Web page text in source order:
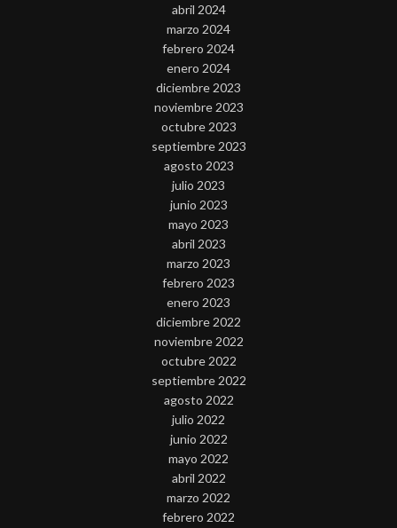
abril 2024
marzo 2024
febrero 2024
enero 2024
diciembre 2023
noviembre 2023
octubre 2023
septiembre 2023
agosto 2023
julio 2023
junio 2023
mayo 2023
abril 2023
marzo 2023
febrero 2023
enero 2023
diciembre 2022
noviembre 2022
octubre 2022
septiembre 2022
agosto 2022
julio 2022
junio 2022
mayo 2022
abril 2022
marzo 2022
febrero 2022